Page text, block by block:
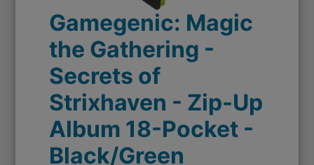
Gamegenic: Magic
the Gathering -
Secrets of
Strixhaven - Zip-Up
Album 18-Pocket -
Black/Green